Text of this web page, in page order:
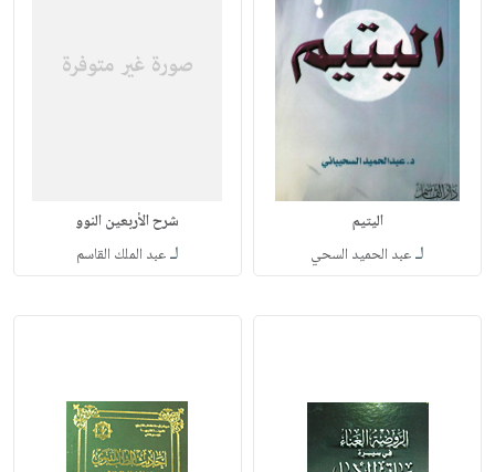
اليتيم
لـعبد الحميد السحي
شرح الأربعين النوو
لـعبد الملك القاسم